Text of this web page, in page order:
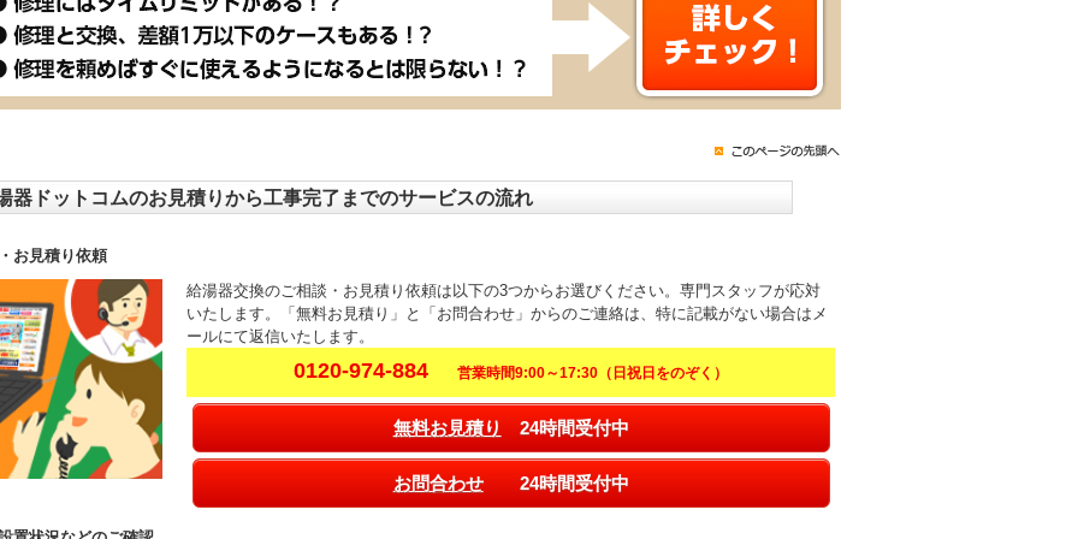
器ドットコムのお見積りから工事完了までのサービスの流れ
お見積り依頼
給湯器交換のご相談・お見積り依頼は以下の3つからお選びください。専門スタッフが応対
いたします。「無料お見積り」と「お問合わせ」からのご連絡は、特に記載がない場合はメ
ールにて返信いたします。
0120-974-884 営業時間9:00～17:30（日祝日をのぞく）
無料お見積り 24時間受付中
お問合わせ24時間受付中